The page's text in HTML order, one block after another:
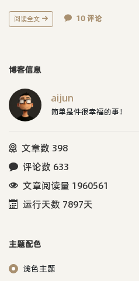
阅读全文 10 评论
博客信息
aijun
简单是件很幸福的事！
文章数 398
评论数 633
文章阅读量 1960561
运行天数 7897天
主题配色
浅色主题